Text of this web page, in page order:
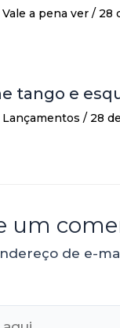
Vale a pena ver / 28
tango e
Lançamentos / 28
um
de e-